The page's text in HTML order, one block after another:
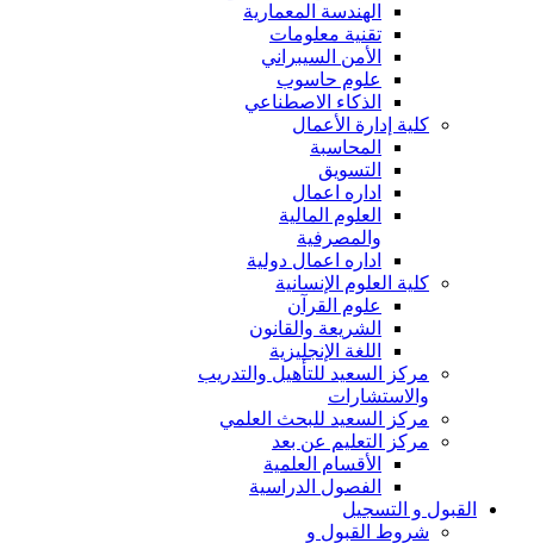
الهندسة المعمارية
تقنية معلومات
الأمن السيبراني
علوم حاسوب
الذكاء الاصطناعي
كلية إدارة الأعمال
المحاسبة
التسويق
اداره اعمال
العلوم المالية
والمصرفية
اداره اعمال دولية
كلية العلوم الإنسانية
علوم القرآن
الشريعة والقانون
اللغة الإنجليزية
مركز السعيد للتأهيل والتدريب
والاستشارات
مركز السعيد للبحث العلمي
مركز التعليم عن بعد
الأقسام العلمية
الفصول الدراسية
القبول و التسجيل
شروط القبول و